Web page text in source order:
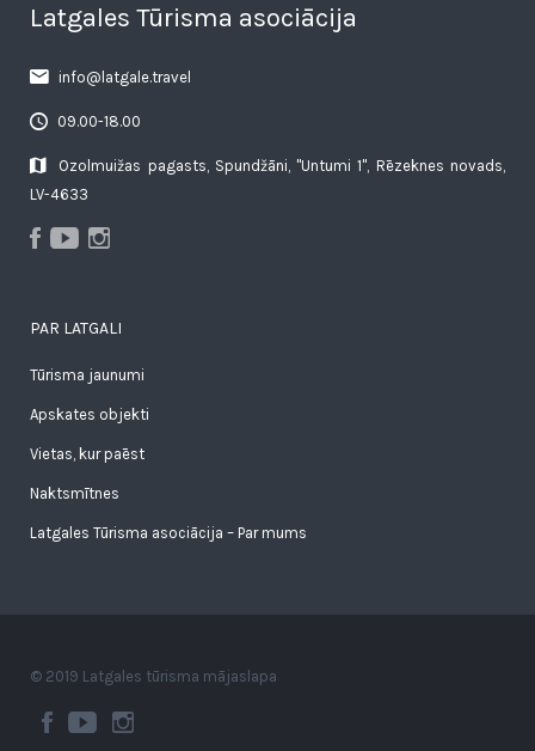
Latgales Tūrisma asociācija
info@latgale.travel
09.00-18.00
Ozolmuižas pagasts, Spundžāni, "Untumi 1", Rēzeknes novads,
LV-4633
PAR LATGALI
Tūrisma jaunumi
Apskates objekti
Vietas, kur paēst
Naktsmītnes
Latgales Tūrisma asociācija – Par mums
© 2019 Latgales tūrisma mājaslapa